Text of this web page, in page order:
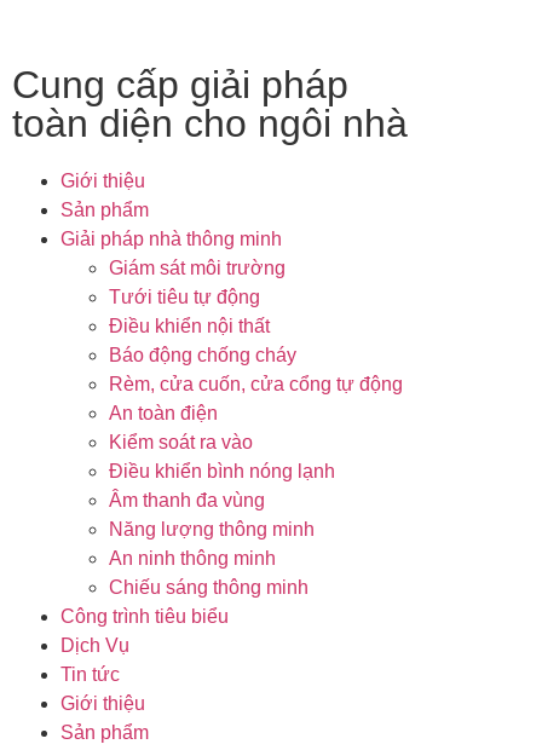
Cung cấp giải pháp
toàn diện cho ngôi nhà
Giới thiệu
Sản phẩm
Giải pháp nhà thông minh
Giám sát môi trường
Tưới tiêu tự động
Điều khiển nội thất
Báo động chống cháy
Rèm, cửa cuốn, cửa cổng tự động
An toàn điện
Kiểm soát ra vào
Điều khiển bình nóng lạnh
Âm thanh đa vùng
Năng lượng thông minh
An ninh thông minh
Chiếu sáng thông minh
Công trình tiêu biểu
Dịch Vụ
Tin tức
Giới thiệu
Sản phẩm